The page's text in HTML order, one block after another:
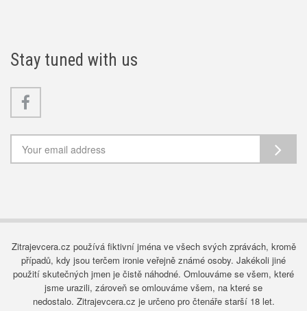
Stay tuned with us
Zitrajevcera.cz používá fiktivní jména ve všech svých zprávách, kromě
případů, kdy jsou terčem ironie veřejně známé osoby. Jakékoli jiné
použití skutečných jmen je čistě náhodné. Omlouváme se všem, které
jsme urazili, zároveň se omlouváme všem, na které se
nedostalo. Zitrajevcera.cz je určeno pro čtenáře starší 18 let.